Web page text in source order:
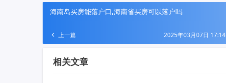
海南岛买房能落户口,海南省买房可以落户吗
上一篇 2025年03月07日 17:14
相关文章